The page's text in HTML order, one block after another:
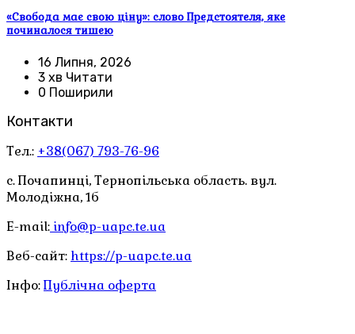
«Свобода має свою ціну»: слово Предстоятеля, яке
починалося тишею
16 Липня, 2026
3 хв Читати
0 Поширили
Контакти
Тел.: +38(067) 793-76-96
с. Почапинці, Тернопільська область. вул.
Молодіжна, 1б
E-mail: info@p-uapc.te.ua
Веб-сайт: https://p-uapc.te.ua
Інфо:Публічна оферта